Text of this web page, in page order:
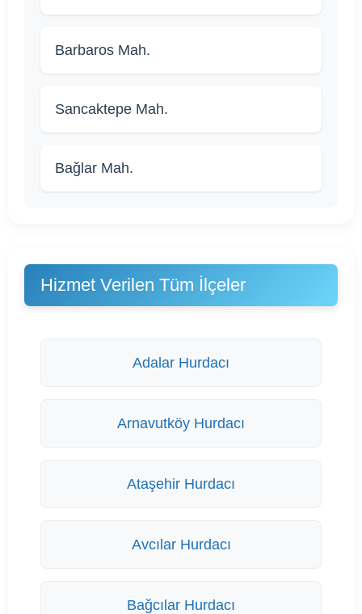
Barbaros Mah.
Sancaktepe Mah.
Bağlar Mah.
Hizmet Verilen Tüm İlçeler
Adalar Hurdacı
Arnavutköy Hurdacı
Ataşehir Hurdacı
Avcılar Hurdacı
Bağcılar Hurdacı